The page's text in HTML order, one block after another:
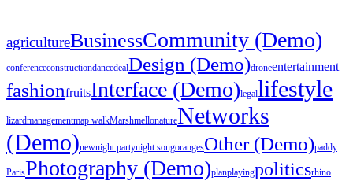
agricultureBusinessCommunity (Demo)
conferenceconstructiondancedealDesign (Demo)droneentertainment
fashionfruitsInterface (Demo)legallifestyle
lizardmanagementmap walkMarshmellonatureNetworks
(Demo)newnight partynight songorangesOther (Demo)paddy
ParisPhotography (Demo)planplayingpoliticsrhino